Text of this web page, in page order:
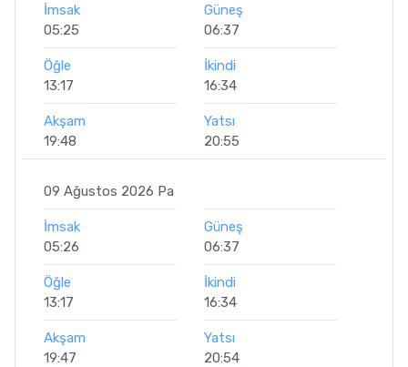
İmsak
05:25
Güneş
06:37
Öğle
13:17
İkindi
16:34
Akşam
19:48
Yatsı
20:55
09 Ağustos 2026 Pa
İmsak
05:26
Güneş
06:37
Öğle
13:17
İkindi
16:34
Akşam
19:47
Yatsı
20:54